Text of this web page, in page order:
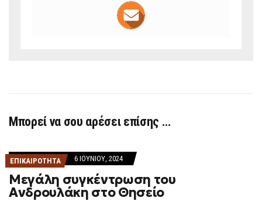
Μπορεί να σου αρέσει επίσης …
ΕΠΙΚΑΙΡΟΤΗΤΑ 6 ΙΟΥΝΊΟΥ, 2024
Μεγάλη συγκέντρωση του
Ανδρουλάκη στο Θησείο